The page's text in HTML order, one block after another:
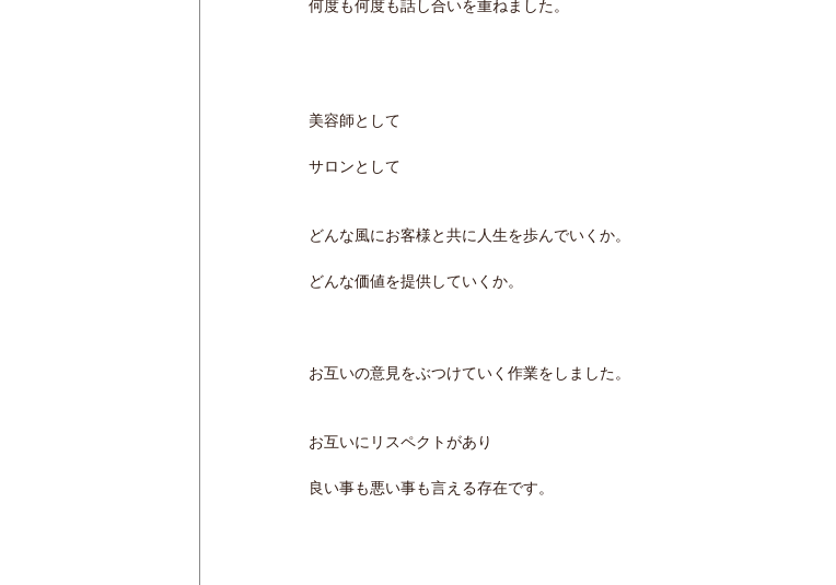
何度も何度も話し合いを重ねました。
美容師として
サロンとして
どんな風にお客様と共に人生を歩んでいくか。
どんな価値を提供していくか。
お互いの意見をぶつけていく作業をしました。
お互いにリスペクトがあり
良い事も悪い事も言える存在です。